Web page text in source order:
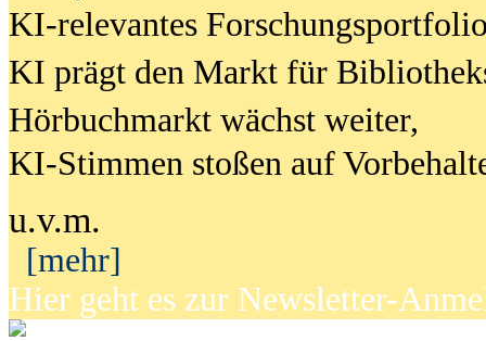
KI-relevantes
KI prägt den Markt für
Hörbuchmarkt wächst weiter,
KI-Stimmen stoßen auf
u.v.m.
[mehr]
Hier geht es zur Newsletter-